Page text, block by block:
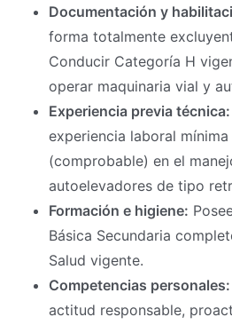
Documentación y
forma totalmente
Conducir Categoría H
operar maquinaria vial y
Experiencia previa técnica:
experiencia laboral mínima
(comprobable) en el
autoelevadores de tipo
Formación e higiene:
Básica Secundaria
Salud vigente.
Competencias personales:
actitud responsable,